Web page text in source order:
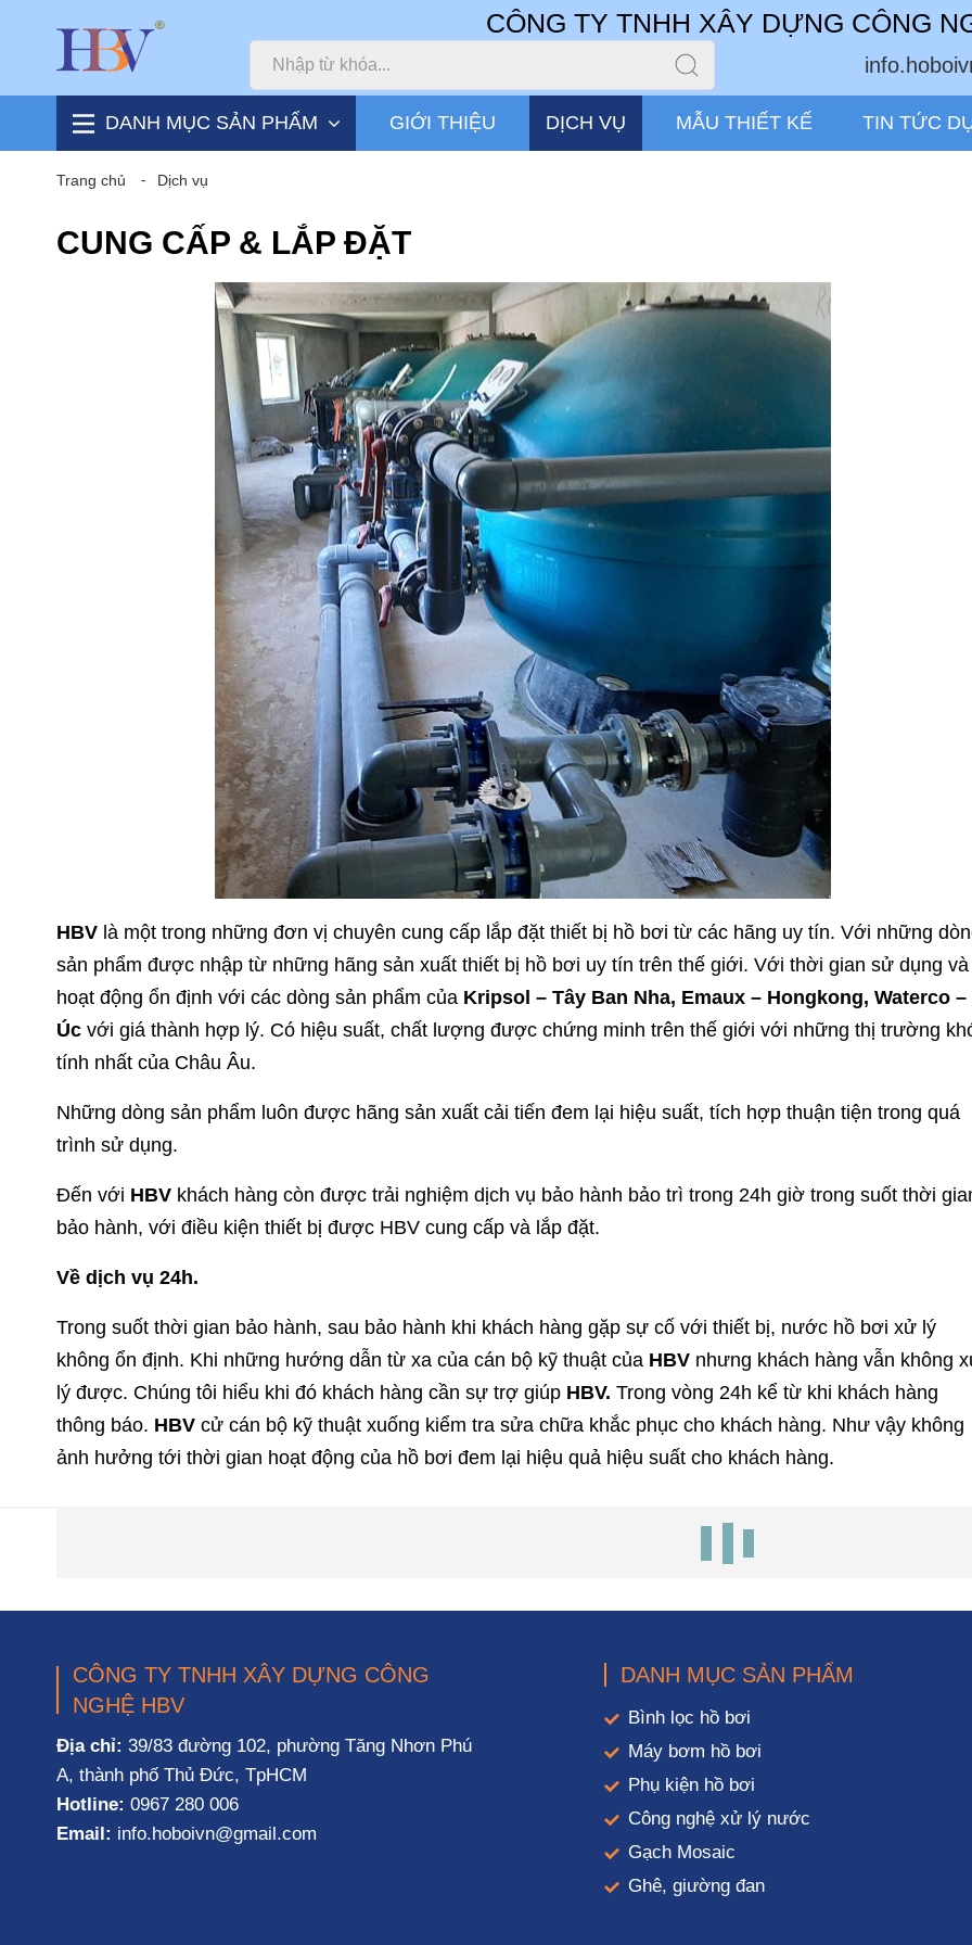
CÔNG TY TNHH XÂY DỰNG CÔNG
DANH MỤC SẢN PHẨM GIỚI THIỆU DỊCH VỤ MẪU THIẾT KẾ TIN TỨC
Trang chủ ⁃ Dịch vụ
CUNG CẤP & LẮP ĐẶT
HBV là một trong những đơn vị chuyên cung cấp lắp đặt thiết bị hồ bơi từ các hãng uy tín. Với những
sản phẩm được nhập từ những hãng sản xuất thiết bị hồ bơi uy tín trên thế giới. Với thời gian sử dụng và
hoạt động ổn định với các dòng sản phẩm của Kripsol – Tây Ban Nha, Emaux – Hongkong, Waterco –
Úc với giá thành hợp lý. Có hiệu suất, chất lượng được chứng minh trên thế giới với những thị trường
tính nhất của Châu Âu.
Những dòng sản phẩm luôn được hãng sản xuất cải tiến đem lại hiệu suất, tích hợp thuận tiện trong quá
trình sử dụng.
Đến với HBV khách hàng còn được trải nghiệm dịch vụ bảo hành bảo trì trong 24h giờ trong suốt thời
bảo hành, với điều kiện thiết bị được HBV cung cấp và lắp đặt.
Về dịch vụ 24h.
Trong suốt thời gian bảo hành, sau bảo hành khi khách hàng gặp sự cố với thiết bị, nước hồ bơi xử lý
không ổn định. Khi những hướng dẫn từ xa của cán bộ kỹ thuật của HBV nhưng khách hàng vẫn không
lý được. Chúng tôi hiểu khi đó khách hàng cần sự trợ giúp HBV. Trong vòng 24h kể từ khi khách hàng
thông báo. HBV cử cán bộ kỹ thuật xuống kiểm tra sửa chữa khắc phục cho khách hàng. Như vậy không
ảnh hưởng tới thời gian hoạt động của hồ bơi đem lại hiệu quả hiệu suất cho khách hàng.
CÔNG TY TNHH XÂY DỰNG CÔNG
NGHỆ HBV
Địa chỉ: 39/83 đường 102, phường Tăng Nhơn Phú
A, thành phố Thủ Đức, TpHCM
Hotline: 0967 280 006
Email: info.hoboivn@gmail.com
DANH MỤC SẢN PHẨM
Bình lọc hồ bơi
Máy bơm hồ bơi
Phụ kiện hồ bơi
Công nghệ xử lý nước
Gạch Mosaic
Ghê, giường đan